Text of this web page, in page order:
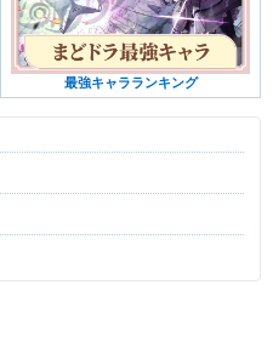
最強キャラランキング